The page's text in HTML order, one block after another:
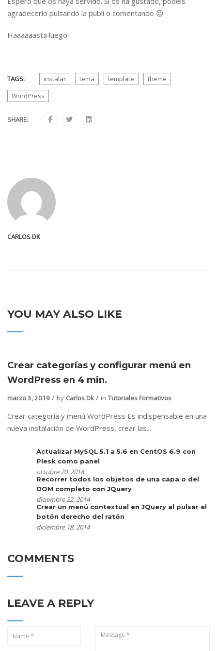
agradecerlo pulsando la publi o comentando 😉
Haaaaaasta luego!
TAGS: instalar tema template
theme
WordPress
SHARE:
CARLOS DK
YOU MAY ALSO LIKE
Crear categorías y configurar menú en
WordPress en 4 min.
marzo 3, 2019 by Carlos Dk in Tutoriales Formativos
Crear categoría y menú WordPress Es indispensable en una
nueva instalación de WordPress, crear las...
Actualizar MySQL 5.1 a 5.6 en CentOS 6.9 con
Plesk como panel
octubre 20, 2018
Recorrer todos los objetos de una capa o del
DOM completo con JQuery
diciembre 22, 2014
Crear un menú contextual en JQuery al pulsar el
botón derecho del ratón
diciembre 18, 2014
COMMENTS
LEAVE A REPLY